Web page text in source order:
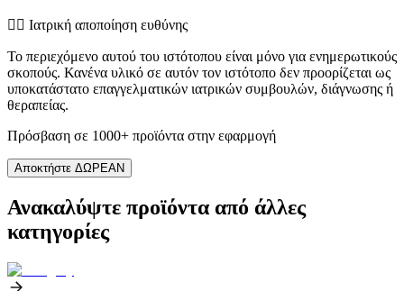
👨‍⚕️️ Ιατρική αποποίηση ευθύνης
Το περιεχόμενο αυτού του ιστότοπου είναι μόνο για ενημερωτικούς
σκοπούς. Κανένα υλικό σε αυτόν τον ιστότοπο δεν προορίζεται ως
υποκατάστατο επαγγελματικών ιατρικών συμβουλών, διάγνωσης ή
θεραπείας.
Πρόσβαση σε 1000+ προϊόντα στην εφαρμογή
Αποκτήστε ΔΩΡΕΑΝ
Ανακαλύψτε προϊόντα από άλλες
κατηγορίες